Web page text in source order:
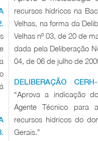
recursos hídricos na
Velhas, na forma da
Velhas nº 03, de 20 de
dada pela Deliberação
04, de 06 de julho de
DELIBERAÇÃO
“Aprova a indicação
Agente Técnico para
recursos hídricos do
Gerais.”